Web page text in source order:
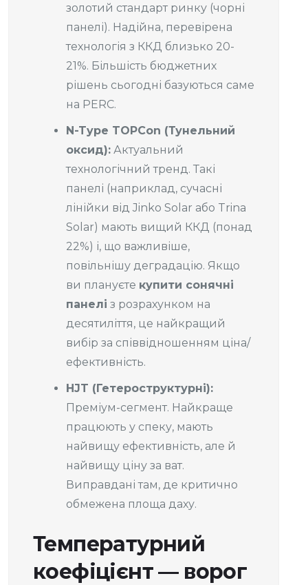
золотий стандарт ринку (чорні
панелі). Надійна, перевірена
технологія з ККД близько 20-
21%. Більшість бюджетних
рішень сьогодні базуються саме
на PERC.
N-Type TOPCon (Тунельний
оксид): Актуальний
технологічний тренд. Такі
панелі (наприклад, сучасні
лінійки від Jinko Solar або Trina
Solar) мають вищий ККД (понад
22%) і, що важливіше,
повільнішу деградацію. Якщо
ви плануєте купити сонячні
панелі з розрахунком на
десятиліття, це найкращий
вибір за співвідношенням ціна/
ефективність.
HJT (Гетероструктурні):
Преміум-сегмент. Найкраще
працюють у спеку, мають
найвищу ефективність, але й
найвищу ціну за ват.
Виправдані там, де критично
обмежена площа даху.
Температурний
коефіцієнт — ворог